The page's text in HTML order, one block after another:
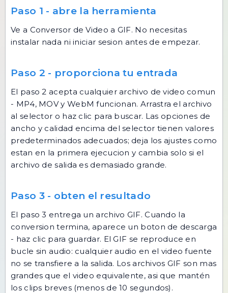
Paso 1 - abre la herramienta
Ve a Conversor de Video a GIF. No necesitas
instalar nada ni iniciar sesion antes de empezar.
Paso 2 - proporciona tu entrada
El paso 2 acepta cualquier archivo de video comun
- MP4, MOV y WebM funcionan. Arrastra el archivo
al selector o haz clic para buscar. Las opciones de
ancho y calidad encima del selector tienen valores
predeterminados adecuados; deja los ajustes como
estan en la primera ejecucion y cambia solo si el
archivo de salida es demasiado grande.
Paso 3 - obten el resultado
El paso 3 entrega un archivo GIF. Cuando la
conversion termina, aparece un boton de descarga
- haz clic para guardar. El GIF se reproduce en
bucle sin audio: cualquier audio en el video fuente
no se transfiere a la salida. Los archivos GIF son mas
grandes que el video equivalente, asi que mantén
los clips breves (menos de 10 segundos).